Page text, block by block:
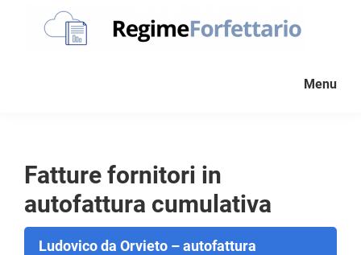
partita
Iva
forfettaria
Menu
Fatture fornitori in
autofattura cumulativa
Ludovico da Orvieto – autofattura